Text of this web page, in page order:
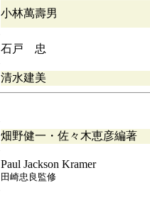
小林萬壽男
石戸 忠
清水建美
畑野健一・佐々木恵彦編著
Paul Jackson Kramer
田崎忠良監修